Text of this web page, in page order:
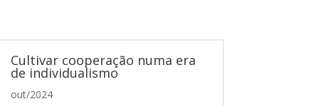
Cultivar cooperação numa era
de individualismo
out/2024